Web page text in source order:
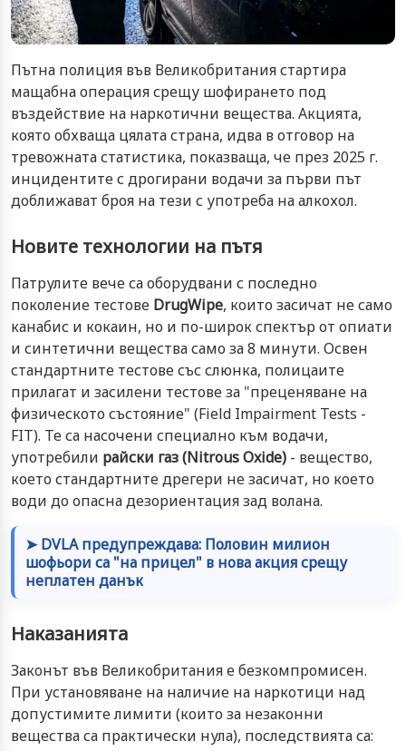
Пътна полиция във Великобритания стартира
мащабна операция срещу шофирането под
въздействие на наркотични вещества. Акцията,
която обхваща цялата страна, идва в отговор на
тревожната статистика, показваща, че през 2025 г.
инцидентите с дрогирани водачи за първи път
доближават броя на тези с употреба на алкохол.
Новите технологии на пътя
Патрулите вече са оборудвани с последно
поколение тестове DrugWipe, които засичат не само
канабис и кокаин, но и по-широк спектър от опиати
и синтетични вещества само за 8 минути. Освен
стандартните тестове със слюнка, полицаите
прилагат и засилени тестове за "преценяване на
физическото състояние" (Field Impairment Tests -
FIT). Те са насочени специално към водачи,
употребили райски газ (Nitrous Oxide) - вещество,
което стандартните дрегери не засичат, но което
води до опасна дезориентация зад волана.
➤ DVLA предупреждава: Половин милион
шофьори са "на прицел" в нова акция срещу
неплатен данък
Наказанията
Законът във Великобритания е безкомпромисен.
При установяване на наличие на наркотици над
допустимите лимити (които за незаконни
вещества са практически нула), последствията са: